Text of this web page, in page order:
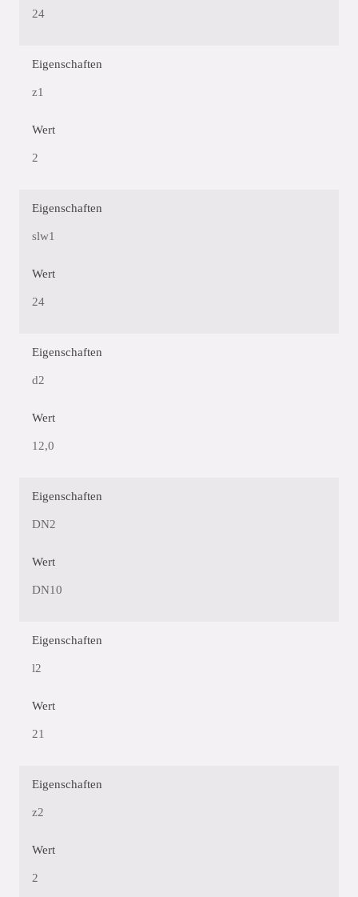
24
Eigenschaften
z1
Wert
2
Eigenschaften
slw1
Wert
24
Eigenschaften
d2
Wert
12,0
Eigenschaften
DN2
Wert
DN10
Eigenschaften
l2
Wert
21
Eigenschaften
z2
Wert
2